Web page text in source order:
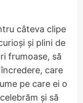
câteva clipe
și plini de
frumoase, să
care
pe care ei o
și să